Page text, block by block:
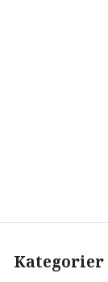
Kategorier